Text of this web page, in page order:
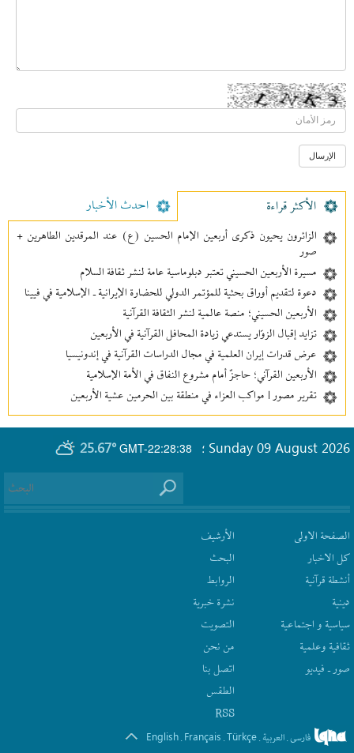
الأکثر قراءة احدث الأخبار
الزائرون يحيون ذكرى أربعين الإمام الحسين (ع) عند المرقدين الطاهرين +
صور
مسيرة الأربعين الحسيني تعتبر دبلوماسية عامة لنشر ثقافة السلام
دعوة لتقديم أوراق بحثية للمؤتمر الدولي للحضارة الإيرانية ـ الإسلامية في فيينا
الأربعين الحسيني؛ منصة عالمية لنشر الثقافة القرآنية
تزايد إقبال الزوّار يستدعي زيادة المحافل القرآنية في الأربعين
عرض قدرات إيران العلمية في مجال الدراسات القرآنية في إندونيسيا
الأربعين القرآني؛ حاجزٌ أمام مشروع النفاق في الأمة الإسلامية
تقرير مصور | مواكب العزاء في منطقة بين‌ الحرمین عشية الأربعين
GMT-22:28:38
25.67° Sunday 09 August 2026 ؛
الصفحة الاولى
كل الاخبار
أنشطة قرآنیة
دينية
سیاسیة و اجتماعیة
ثقافیة وعلمیة
صور ـ فيديو
الأرشیف
البحث
الروابط
نشرة‌ خبریة
التصويت
من نحن
اتصل بنا
الطقس
RSS
فارسی. العربیة .
Türkçe
.
Français
.
English